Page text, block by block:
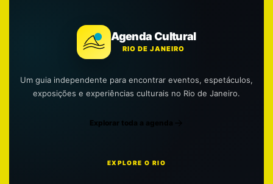
Agenda Cultural
RIO DE JANEIRO
Um guia independente para encontrar eventos, espetáculos,
exposições e experiências culturais no Rio de Janeiro.
Explorar toda a agenda
EXPLORE O RIO